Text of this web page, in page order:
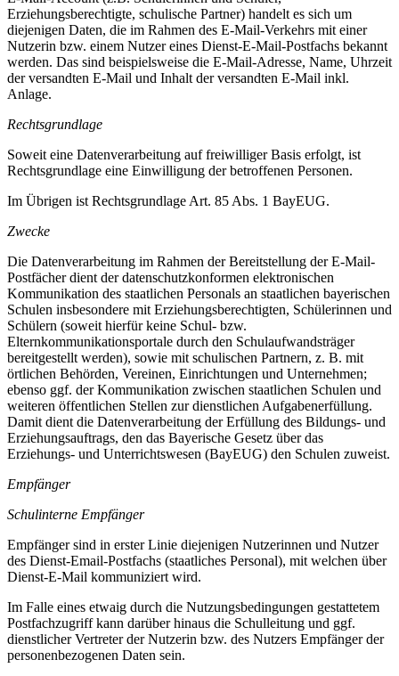
Erziehungsberechtigte, schulische Partner) handelt es sich um
diejenigen Daten, die im Rahmen des E-Mail-Verkehrs mit einer
Nutzerin bzw. einem Nutzer eines Dienst-E-Mail-Postfachs bekannt
werden. Das sind beispielsweise die E-Mail-Adresse, Name, Uhrzeit
der versandten E-Mail und Inhalt der versandten E-Mail inkl.
Anlage.
Rechtsgrundlage
Soweit eine Datenverarbeitung auf freiwilliger Basis erfolgt, ist
Rechtsgrundlage eine Einwilligung der betroffenen Personen.
Im Übrigen ist Rechtsgrundlage Art. 85 Abs. 1 BayEUG.
Zwecke
Die Datenverarbeitung im Rahmen der Bereitstellung der E-Mail-
Postfächer dient der datenschutzkonformen elektronischen
Kommunikation des staatlichen Personals an staatlichen bayerischen
Schulen insbesondere mit Erziehungsberechtigten, Schülerinnen und
Schülern (soweit hierfür keine Schul- bzw.
Elternkommunikationsportale durch den Schulaufwandsträger
bereitgestellt werden), sowie mit schulischen Partnern, z. B. mit
örtlichen Behörden, Vereinen, Einrichtungen und Unternehmen;
ebenso ggf. der Kommunikation zwischen staatlichen Schulen und
weiteren öffentlichen Stellen zur dienstlichen Aufgabenerfüllung.
Damit dient die Datenverarbeitung der Erfüllung des Bildungs- und
Erziehungsauftrags, den das Bayerische Gesetz über das
Erziehungs- und Unterrichtswesen (BayEUG) den Schulen zuweist.
Empfänger
Schulinterne Empfänger
Empfänger sind in erster Linie diejenigen Nutzerinnen und Nutzer
des Dienst-Email-Postfachs (staatliches Personal), mit welchen über
Dienst-E-Mail kommuniziert wird.
Im Falle eines etwaig durch die Nutzungsbedingungen gestattetem
Postfachzugriff kann darüber hinaus die Schulleitung und ggf.
dienstlicher Vertreter der Nutzerin bzw. des Nutzers Empfänger der
personenbezogenen Daten sein.